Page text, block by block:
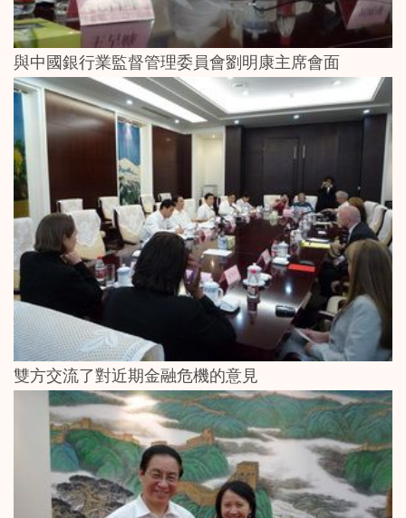
與中國銀行業監督管理委員會劉明康主席會面
雙方交流了對近期金融危機的意見